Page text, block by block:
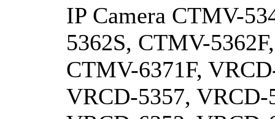
IP Camera CTMV-
5362S, CTMV-
CTMV-6371F,
VRCD-5357,